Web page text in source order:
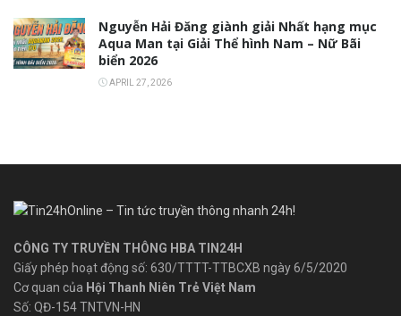
Nguyễn Hải Đăng giành giải Nhất hạng mục
Aqua Man tại Giải Thể hình Nam – Nữ Bãi
biển 2026
APRIL 27, 2026
CÔNG TY TRUYỀN THÔNG HBA TIN24H
Giấy phép hoạt động số: 630/TTTT-TTBCXB ngày 6/5/2020
Cơ quan của Hội Thanh Niên Trẻ Việt Nam
Số: QĐ-154 TNTVN-HN